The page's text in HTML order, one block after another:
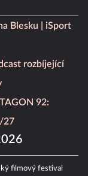
Blesku
iSport
rozbíjející
92:
27
filmový festival